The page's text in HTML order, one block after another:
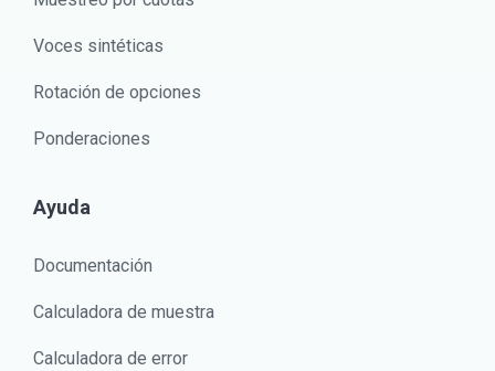
Voces sintéticas
Rotación de opciones
Ponderaciones
Ayuda
Documentación
Calculadora de muestra
Calculadora de error